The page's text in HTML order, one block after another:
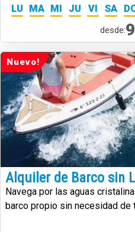
LU MA MI JU VI SA
desde:
Nuevo!
Alquiler de Barco sin
Navega por las aguas
barco propio sin necesidad de